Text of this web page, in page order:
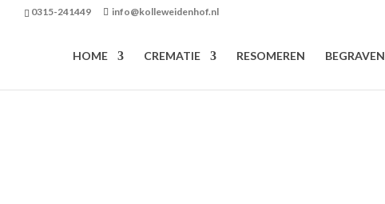
0315-241449 info@kolleweidenhof.nl
HOME CREMATIE RESOMEREN BEGRAVEN